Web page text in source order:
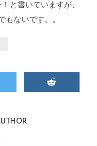
と書いていますが、
もないです。。